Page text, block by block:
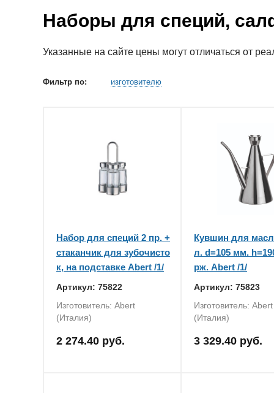
Наборы для специй,
Указанные на сайте цены могут отличаться от
Фильтр по: изготовителю
Набор для специй 2 пр. +
стаканчик для зубочисто
к, на подставке Abert /1/
Артикул: 75822
Изготовитель: Abert
(Италия)
2 274.40 руб.
Кувшин для
л. d=105 мм.
рж. Abert /1/
Артикул: 75823
Изготовитель: Abert
(Италия)
3 329.40 руб.